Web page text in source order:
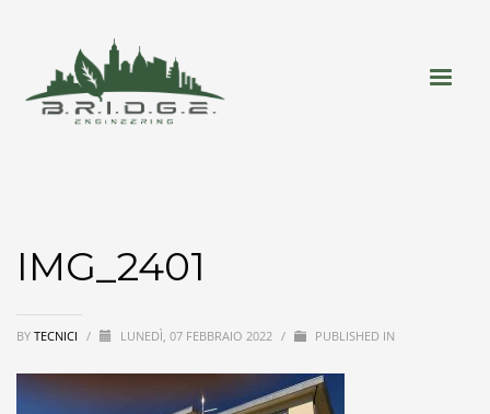
IMG_2401
BY TECNICI / LUNEDÌ, 07 FEBBRAIO 2022 / PUBLISHED IN